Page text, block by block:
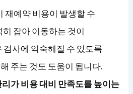
재예약 비용이 발생할 수
잡아 이동하는 것이
검사에 익숙해질 수 있도록
주는 것도 도움이 됩니다.
가 비용 대비 만족도를 높이는